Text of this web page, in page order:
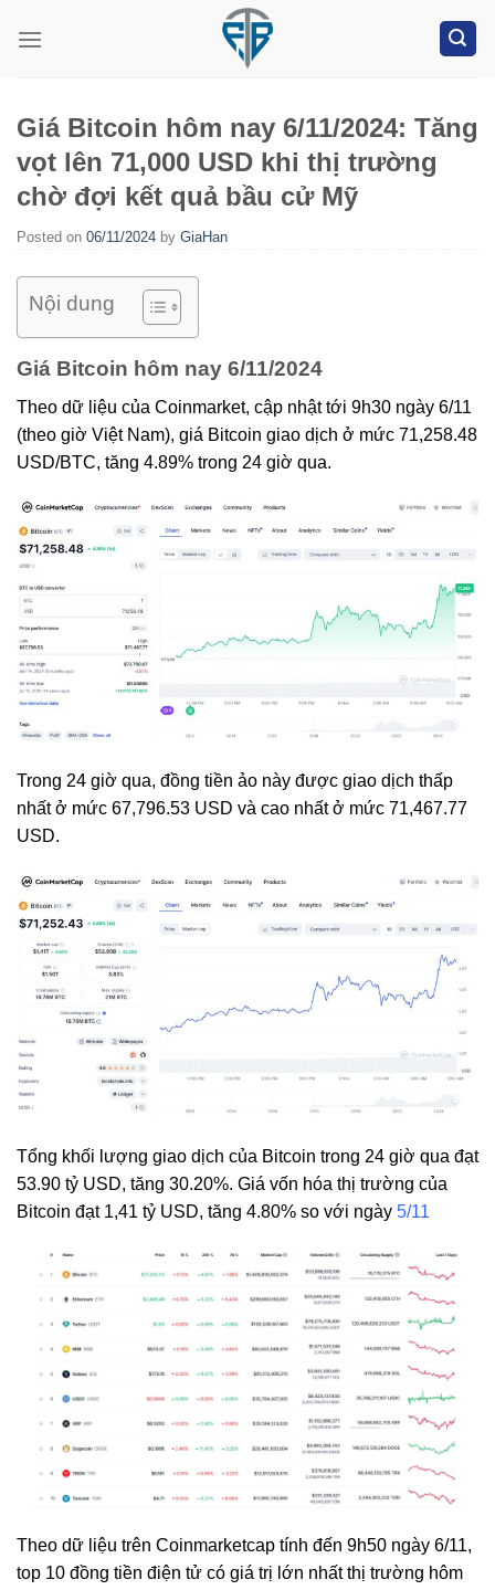
Giá Bitcoin hôm nay 6/11/2024: Tăng
vọt lên 71,000 USD khi thị trường
chờ đợi kết quả bầu cử Mỹ
Posted on 06/11/2024 by GiaHan
Nội dung
Giá Bitcoin hôm nay 6/11/2024
Theo dữ liệu của Coinmarket, cập nhật tới 9h30 ngày 6/11
(theo giờ Việt Nam), giá Bitcoin giao dịch ở mức 71,258.48
USD/BTC, tăng 4.89% trong 24 giờ qua.
Trong 24 giờ qua, đồng tiền ảo này được giao dịch thấp
nhất ở mức 67,796.53 USD và cao nhất ở mức 71,467.77
USD.
Tổng khối lượng giao dịch của Bitcoin trong 24 giờ qua đạt
53.90 tỷ USD, tăng 30.20%. Giá vốn hóa thị trường của
Bitcoin đạt 1,41 tỷ USD, tăng 4.80% so với ngày 5/11
Theo dữ liệu trên Coinmarketcap tính đến 9h50 ngày 6/11,
top 10 đồng tiền điện tử có giá trị lớn nhất thị trường hôm